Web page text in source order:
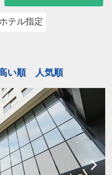
ホテル指定
い順 人気順